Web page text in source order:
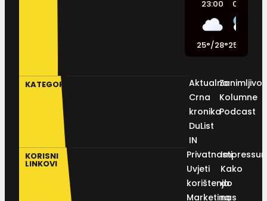
23:00
25°/28°
02:00
25
KATEGORIJE
Aktualno
Crna
kronika
DuList
IN
Kolumne
Podcast
KORISNI
LINKOVI
Privatnosti
Uvjeti
korištenja
Marketing
Kako
do
nas